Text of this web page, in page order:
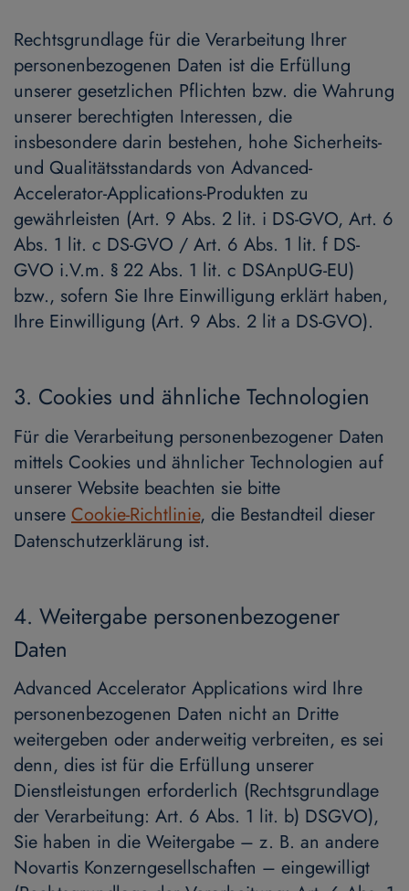
Rechtsgrundlage für die Verarbeitung Ihrer
personenbezogenen Daten ist die Erfüllung
unserer gesetzlichen Pflichten bzw. die Wahrung
unserer berechtigten Interessen, die
insbesondere darin bestehen, hohe Sicherheits-
und Qualitätsstandards von Advanced-
Accelerator-Applications-Produkten zu
gewährleisten (Art. 9 Abs. 2 lit. i DS-GVO, Art. 6
Abs. 1 lit. c DS-GVO / Art. 6 Abs. 1 lit. f DS-
GVO i.V.m. § 22 Abs. 1 lit. c DSAnpUG-EU)
bzw., sofern Sie Ihre Einwilligung erklärt haben,
Ihre Einwilligung (Art. 9 Abs. 2 lit a DS-GVO).
3. Cookies und ähnliche Technologien
Für die Verarbeitung personenbezogener Daten
mittels Cookies und ähnlicher Technologien auf
unserer Website beachten sie bitte
unsere Cookie-Richtlinie, die Bestandteil dieser
Datenschutzerklärung ist.
4. Weitergabe personenbezogener
Daten
Advanced Accelerator Applications wird Ihre
personenbezogenen Daten nicht an Dritte
weitergeben oder anderweitig verbreiten, es sei
denn, dies ist für die Erfüllung unserer
Dienstleistungen erforderlich (Rechtsgrundlage
der Verarbeitung: Art. 6 Abs. 1 lit. b) DSGVO),
Sie haben in die Weitergabe – z. B. an andere
Novartis Konzerngesellschaften – eingewilligt